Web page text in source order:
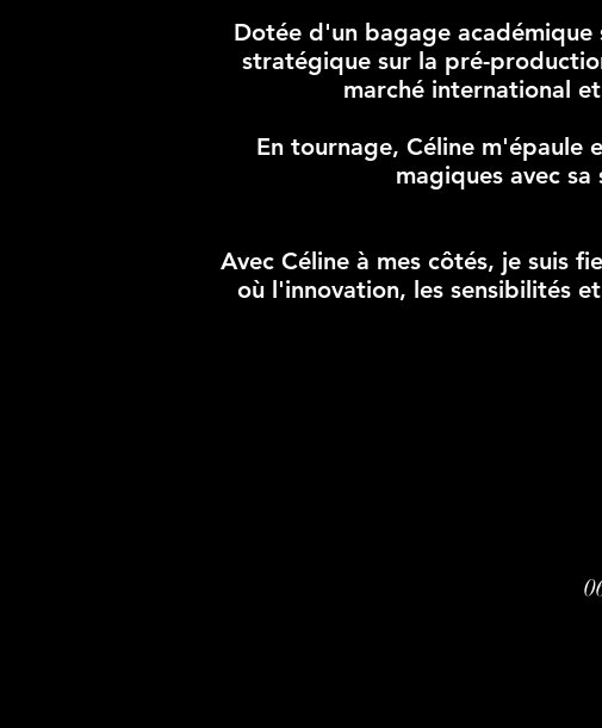
Dotée d'un bagage
stratégique sur la pré-
marché international
En tournage, Céline m'épaule
magiques avec
Avec Céline à mes côtés, je suis
où l'innovation, les sensibilités